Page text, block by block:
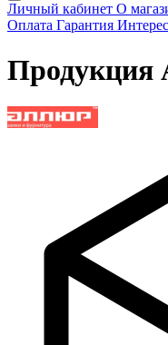
Личный кабинет О
Оплата Гарантия